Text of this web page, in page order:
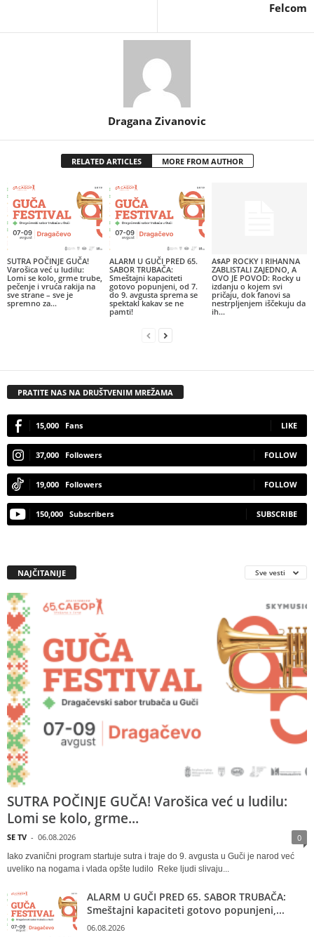
Felcom
Dragana Zivanovic
RELATED ARTICLES MORE FROM AUTHOR
SUTRA POČINJE GUČA!
Varošica već u ludilu:
Lomi se kolo, grme trube,
pečenje i vruća rakija na
sve strane – sve je
spremno za...
ALARM U GUČI PRED 65.
SABOR TRUBAČA:
Smeštajni kapaciteti
gotovo popunjeni, od 7.
do 9. avgusta sprema se
spektakl kakav se ne
pamti!
A$AP ROCKY I RIHANNA
ZABLISTALI ZAJEDNO, A
OVO JE POVOD: Rocky u
izdanju o kojem svi
pričaju, dok fanovi sa
nestrpljenjem iščekuju da
ih...
PRATITE NAS NA DRUŠTVENIM MREŽAMA
15,000 Fans LIKE
37,000 Followers FOLLOW
19,000 Followers FOLLOW
150,000 Subscribers SUBSCRIBE
NAJČITANIJE Sve vesti
SUTRA POČINJE GUČA! Varošica već u ludilu:
Lomi se kolo, grme...
SE TV - 06.08.2026 0
Iako zvanični program startuje sutra i traje do 9. avgusta u Guči je narod već
uveliko na nogama i vlada opšte ludilo Reke ljudi slivaju...
ALARM U GUČI PRED 65. SABOR TRUBAČA:
Smeštajni kapaciteti gotovo popunjeni,...
06.08.2026